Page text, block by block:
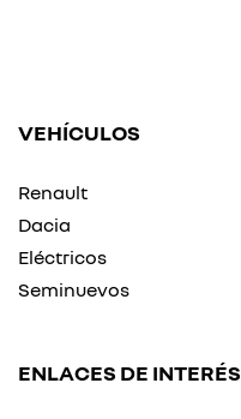
VEHÍCULOS
Renault
Dacia
Eléctricos
Seminuevos
ENLACES DE INTERÉS